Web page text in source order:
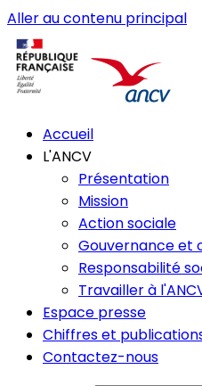
Aller au contenu principal
Accueil
L'ANCV
Présentation
Mission
Action sociale
Gouvernance et
Responsabilité
Travailler à
Espace presse
Chiffres et
Contactez-nous